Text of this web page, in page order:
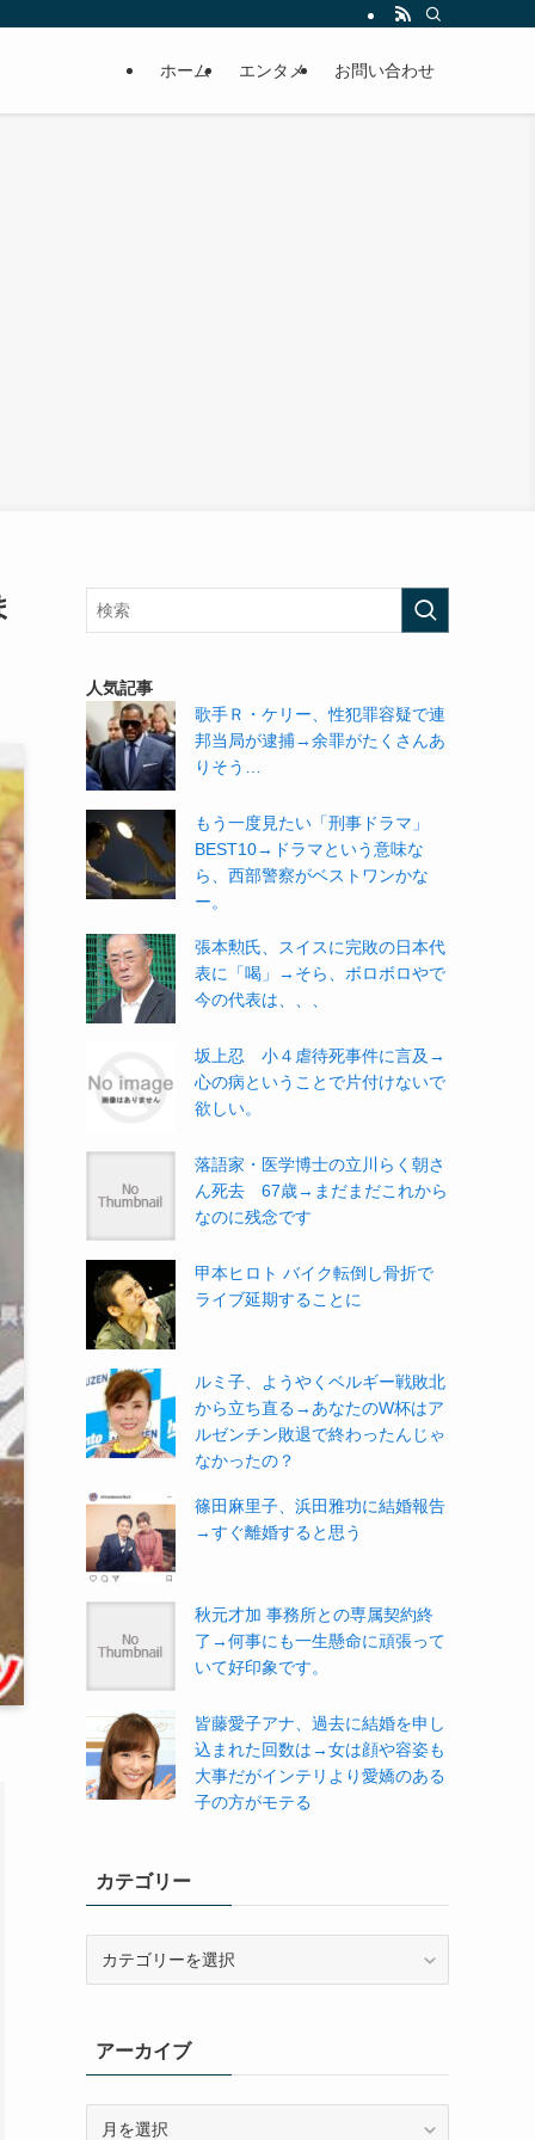
ホーム エンタメ お問い合わせ
人気記事
歌手Ｒ・ケリー、性犯罪容疑で連
邦当局が逮捕→余罪がたくさんあ
りそう…
もう一度見たい「刑事ドラマ」
BEST10→ドラマという意味な
ら、西部警察がベストワンかな
ー。
張本勲氏、スイスに完敗の日本代
表に「喝」→そら、ボロボロやで
今の代表は、、、
坂上忍 小４虐待死事件に言及→
心の病ということで片付けないで
欲しい。
落語家・医学博士の立川らく朝さ
ん死去 67歳→まだまだこれから
なのに残念です
甲本ヒロト バイク転倒し骨折で
ライブ延期することに
ルミ子、ようやくベルギー戦敗北
から立ち直る→あなたのW杯はア
ルゼンチン敗退で終わったんじゃ
なかったの？
篠田麻里子、浜田雅功に結婚報告
→すぐ離婚すると思う
秋元才加 事務所との専属契約終
了→何事にも一生懸命に頑張って
いて好印象です。
皆藤愛子アナ、過去に結婚を申し
込まれた回数は→女は顔や容姿も
大事だがインテリより愛嬌のある
子の方がモテる
カテゴリー
ーアーカイブ